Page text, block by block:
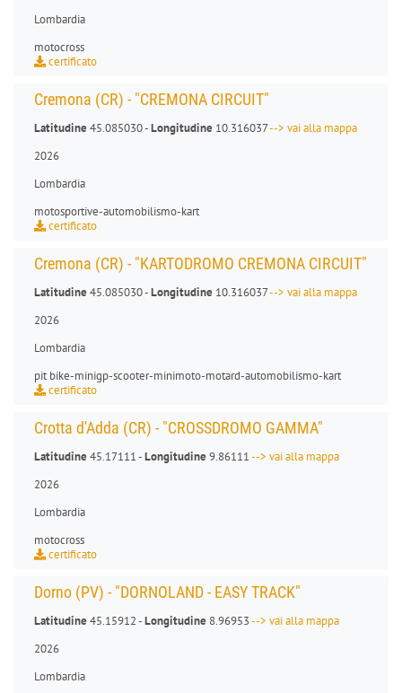
Lombardia
motocross
certificato
Cremona (CR) - "CREMONA CIRCUIT"
Latitudine45.085030 -Longitudine 10.316037--> vai alla mappa
2026
Lombardia
motosportive-automobilismo-kart
certificato
Cremona (CR) - "KARTODROMO CREMONA CIRCUIT"
Latitudine45.085030 -Longitudine 10.316037--> vai alla mappa
2026
Lombardia
pit bike-minigp-scooter-minimoto-motard-automobilismo-kart
certificato
Crotta d'Adda (CR) - "CROSSDROMO GAMMA"
Latitudine45.17111 -Longitudine9.86111--> vai alla mappa
2026
Lombardia
motocross
certificato
Dorno (PV) - "DORNOLAND - EASY TRACK"
Latitudine45.15912 -Longitudine 8.96953--> vai alla mappa
2026
Lombardia